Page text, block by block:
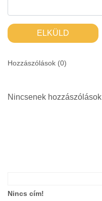
ELKÜLD
Hozzászólások (0)
Nincsenek hozzászólások
Nincs cím!